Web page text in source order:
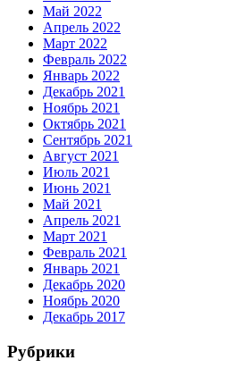
Май 2022
Апрель 2022
Март 2022
Февраль 2022
Январь 2022
Декабрь 2021
Ноябрь 2021
Октябрь 2021
Сентябрь 2021
Август 2021
Июль 2021
Июнь 2021
Май 2021
Апрель 2021
Март 2021
Февраль 2021
Январь 2021
Декабрь 2020
Ноябрь 2020
Декабрь 2017
Рубрики